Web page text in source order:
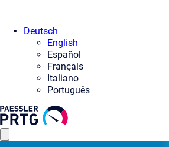
Deutsch
English
Español
Français
Italiano
Português